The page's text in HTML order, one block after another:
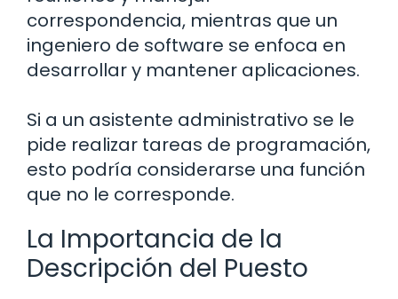
correspondencia, mientras que un
ingeniero de software se enfoca en
desarrollar y mantener aplicaciones.
Si a un asistente administrativo se le
pide realizar tareas de programación,
esto podría considerarse una función
que no le corresponde.
La Importancia de la
Descripción del Puesto